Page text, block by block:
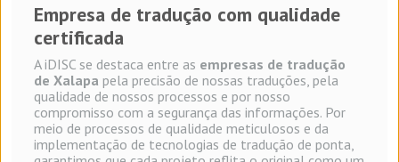
Empresa de tradução com qualidade
certificada
A iDISC se destaca entre as empresas de tradução
de Xalapa pela precisão de nossas traduções, pela
qualidade de nossos processos e por nosso
compromisso com a segurança das informações. Por
meio de processos de qualidade meticulosos e da
implementação de tecnologias de tradução de ponta,